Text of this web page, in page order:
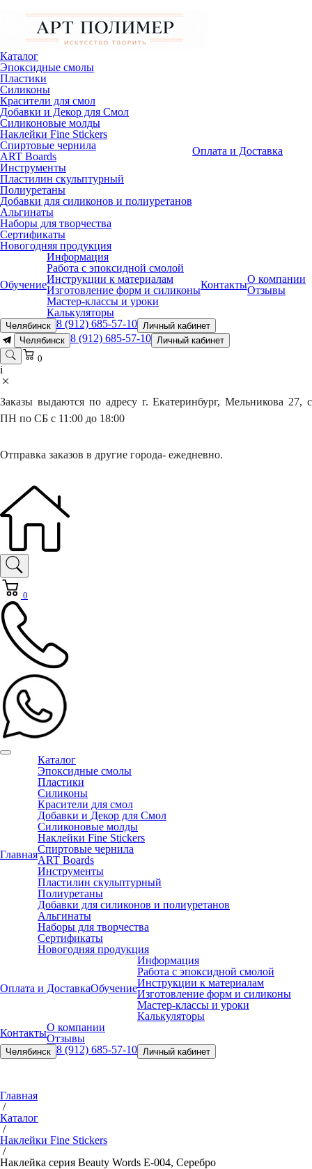
Каталог
Эпоксидные смолы
Пластики
Силиконы
Красители для смол
Добавки и Декор для Смол
Силиконовые молды
Наклейки Fine Stickers
Спиртовые чернила
ART Boards
Инструменты
Пластилин скульптурный
Полиуретаны
Добавки для силиконов и полиуретанов
Альгинаты
Наборы для творчества
Сертификаты
Новогодняя продукция
Оплата и Доставка
Обучение
Информация
Работа с эпоксидной смолой
Инструкции к материалам
Изготовление форм и силиконы
Мастер-классы и уроки
Калькуляторы
КонтактыО компании
Отзывы
Челябинск 8 (912) 685-57-10 Личный кабинет
Челябинск 8 (912) 685-57-10 Личный кабинет
0
i
Заказы выдаются по адресу г. Екатеринбург, Мельникова 27, с
ПН по СБ с 11:00 до 18:00
Отправка заказов в другие города- ежедневно.
0
Главная
Каталог
Эпоксидные смолы
Пластики
Силиконы
Красители для смол
Добавки и Декор для Смол
Силиконовые молды
Наклейки Fine Stickers
Спиртовые чернила
ART Boards
Инструменты
Пластилин скульптурный
Полиуретаны
Добавки для силиконов и полиуретанов
Альгинаты
Наборы для творчества
Сертификаты
Новогодняя продукция
Оплата и ДоставкаОбучение
Информация
Работа с эпоксидной смолой
Инструкции к материалам
Изготовление форм и силиконы
Мастер-классы и уроки
Калькуляторы
КонтактыО компании
Отзывы
Челябинск 8 (912) 685-57-10 Личный кабинет
Главная
/
Каталог
/
Наклейки Fine Stickers
/
Наклейка серия Beauty Words Е-004, Серебро